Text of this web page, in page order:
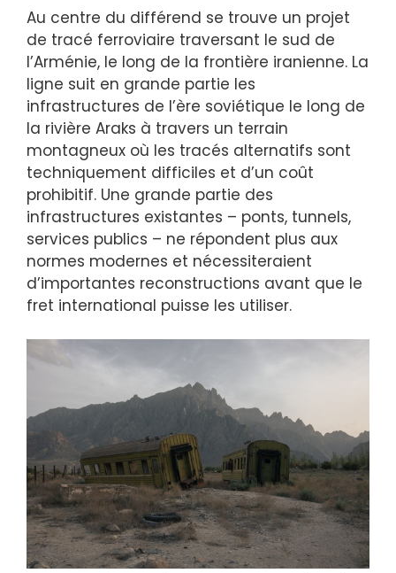
Au centre du différend se trouve un projet
de tracé ferroviaire traversant le sud de
l’Arménie, le long de la frontière iranienne. La
ligne suit en grande partie les
infrastructures de l’ère soviétique le long de
la rivière Araks à travers un terrain
montagneux où les tracés alternatifs sont
techniquement difficiles et d’un coût
prohibitif. Une grande partie des
infrastructures existantes – ponts, tunnels,
services publics – ne répondent plus aux
normes modernes et nécessiteraient
d’importantes reconstructions avant que le
fret international puisse les utiliser.